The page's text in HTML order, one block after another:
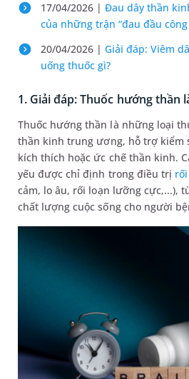
17/04/2026 | Đau dây thần
của những trận “đau đầu công
20/04/2026 | Giải đáp: Viêm
uống thuốc gì?
1. Giải đáp: Thuốc hướng thần
Thuốc hướng thần là những loại
thần kinh trung ương, hỗ trợ kiểm
kích thích hoặc ức chế thần kinh.
yếu được chỉ định trong điều trị
cảm, lo âu, rối loạn lưỡng cực,...),
chất lượng cuộc sống cho người